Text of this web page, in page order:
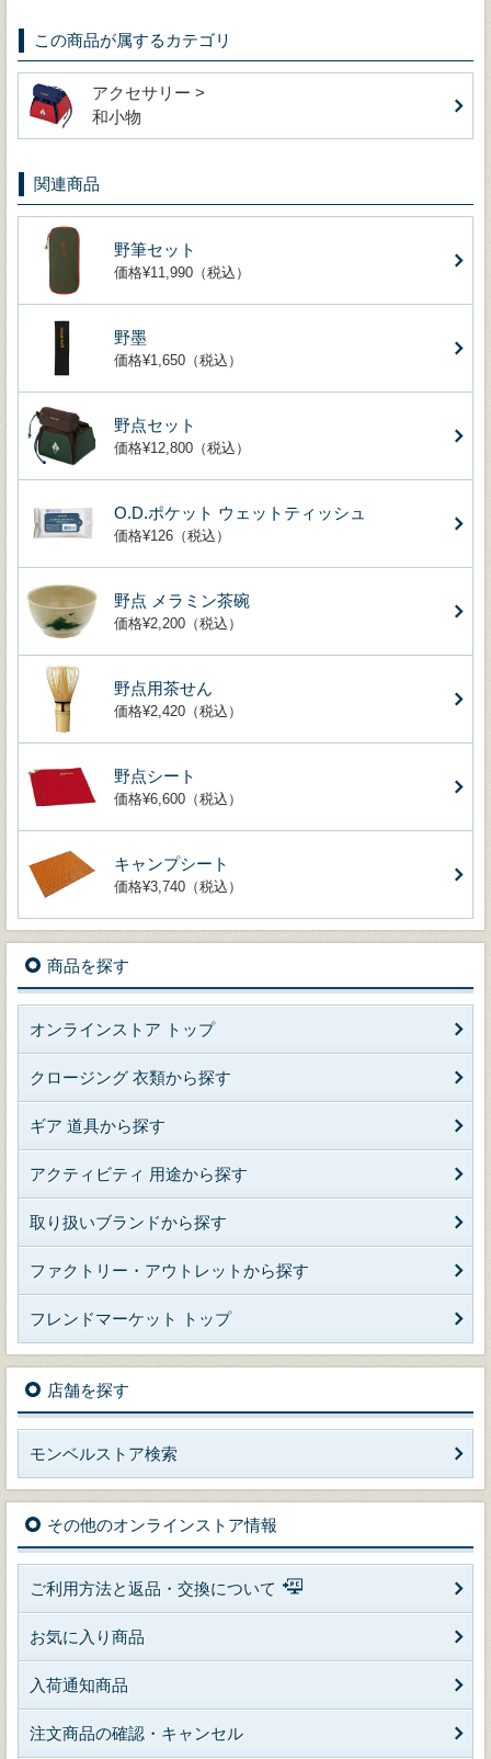
この商品が属するカテゴリ
アクセサリー >
和小物
関連商品
野筆セット
価格¥11,990（税込）
野墨
価格¥1,650（税込）
野点セット
価格¥12,800（税込）
O.D.ポケット ウェットティッシュ
価格¥126（税込）
野点 メラミン茶碗
価格¥2,200（税込）
野点用茶せん
価格¥2,420（税込）
野点シート
価格¥6,600（税込）
キャンプシート
価格¥3,740（税込）
商品を探す
オンラインストア トップ
クロージング 衣類から探す
ギア 道具から探す
アクティビティ 用途から探す
取り扱いブランドから探す
ファクトリー・アウトレットから探す
フレンドマーケット トップ
店舗を探す
モンベルストア検索
その他のオンラインストア情報
ご利用方法と返品・交換について
お気に入り商品
入荷通知商品
注文商品の確認・キャンセル